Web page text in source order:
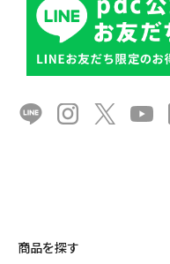
商品を探す